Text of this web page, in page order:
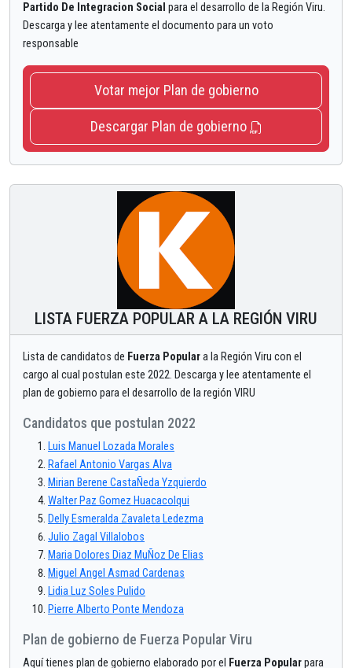
Partido De Integracion Social para el desarrollo de la Región Viru.
Descarga y lee atentamente el documento para un voto
responsable
Votar mejor Plan de gobierno
Descargar Plan de gobierno
LISTA FUERZA POPULAR A LA REGIÓN VIRU
Lista de candidatos de Fuerza Populara la Región Viru con el
cargo al cual postulan este 2022. Descarga y lee atentamente el
plan de gobierno para el desarrollo de la región VIRU
Candidatos que postulan 2022
Luis Manuel Lozada Morales
Rafael Antonio Vargas Alva
Mirian Berene CastaÑeda Yzquierdo
Walter Paz Gomez Huacacolqui
Delly Esmeralda Zavaleta Ledezma
Julio Zagal Villalobos
Maria Dolores Diaz MuÑoz De Elias
Miguel Angel Asmad Cardenas
Lidia Luz Soles Pulido
Pierre Alberto Ponte Mendoza
Plan de gobierno de Fuerza Popular Viru
Aquí tienes plan de gobierno elaborado por el Fuerza Popularpara